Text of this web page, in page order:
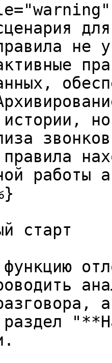
не
истории,
правила
работы
старт
раздел